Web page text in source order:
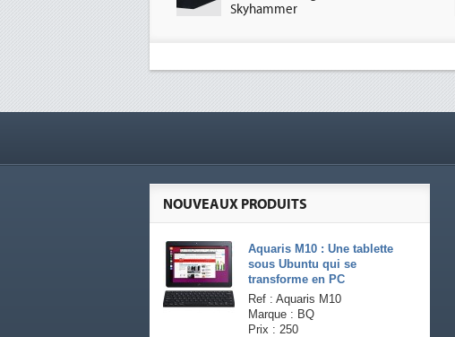
Skyhammer
NOUVEAUX PRODUITS
Aquaris M10 : Une tablette
sous Ubuntu qui se
transforme en PC
Ref : Aquaris M10
Marque : BQ
Prix : 250